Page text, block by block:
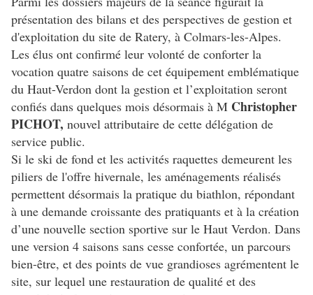
présentation des bilans et des perspectives de gestion et
d'exploitation du site de Ratery, à Colmars-les-Alpes.
Les élus ont confirmé leur volonté de conforter la
vocation quatre saisons de cet équipement emblématique
du Haut-Verdon dont la gestion et l’exploitation seront
confiés dans quelques mois désormais à M Christopher
PICHOT, nouvel attributaire de cette délégation de
service public.
Si le ski de fond et les activités raquettes demeurent les
piliers de l'offre hivernale, les aménagements réalisés
permettent désormais la pratique du biathlon, répondant
à une demande croissante des pratiquants et à la création
d’une nouvelle section sportive sur le Haut Verdon. Dans
une version 4 saisons sans cesse confortée, un parcours
bien-être, et des points de vue grandioses agrémentent le
site, sur lequel une restauration de qualité et des